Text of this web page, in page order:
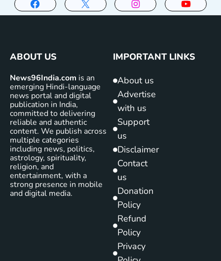
ABOUT US
News96India.com is an
emerging Hindi-language
news portal and digital
publication in India,
committed to delivering
reliable and authentic
content. We publish across
multiple categories
including news, politics,
astrology, spirituality,
religion, and
entertainment, with a
strong presence in mobile
and digital media.
IMPORTANT LINKS
About us
Advertise
with us
Support
us
Disclaimer
Contact
us
Donation
Policy
Refund
Policy
Privacy